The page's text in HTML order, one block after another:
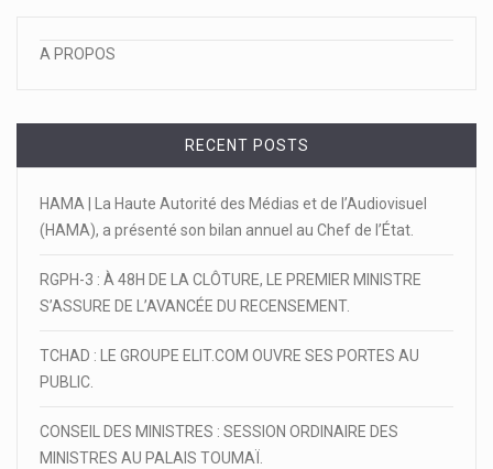
A PROPOS
RECENT POSTS
HAMA | La Haute Autorité des Médias et de l’Audiovisuel
(HAMA), a présenté son bilan annuel au Chef de l’État.
RGPH-3 : À 48H DE LA CLÔTURE, LE PREMIER MINISTRE
S’ASSURE DE L’AVANCÉE DU RECENSEMENT.
TCHAD : LE GROUPE ELIT.COM OUVRE SES PORTES AU
PUBLIC.
CONSEIL DES MINISTRES : SESSION ORDINAIRE DES
MINISTRES AU PALAIS TOUMAÏ.